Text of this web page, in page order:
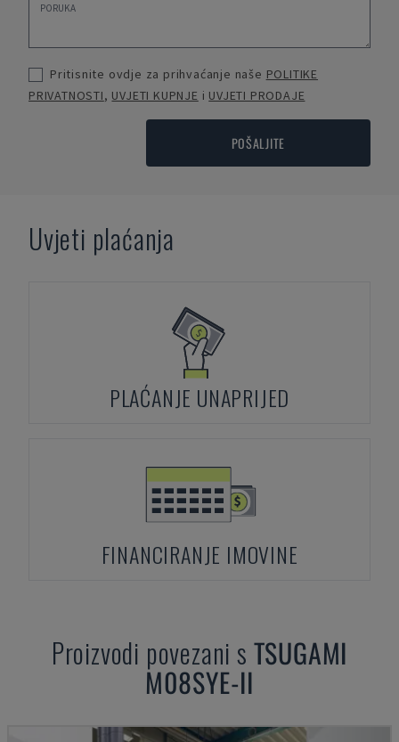
Pritisnite ovdje za prihvaćanje naše POLITIKE
PRIVATNOSTI, UVJETI KUPNJE i UVJETI PRODAJE
POŠALJITE
Uvjeti plaćanja
PLAĆANJE UNAPRIJED
FINANCIRANJE IMOVINE
Proizvodi povezani s TSUGAMI
M08SYE-II